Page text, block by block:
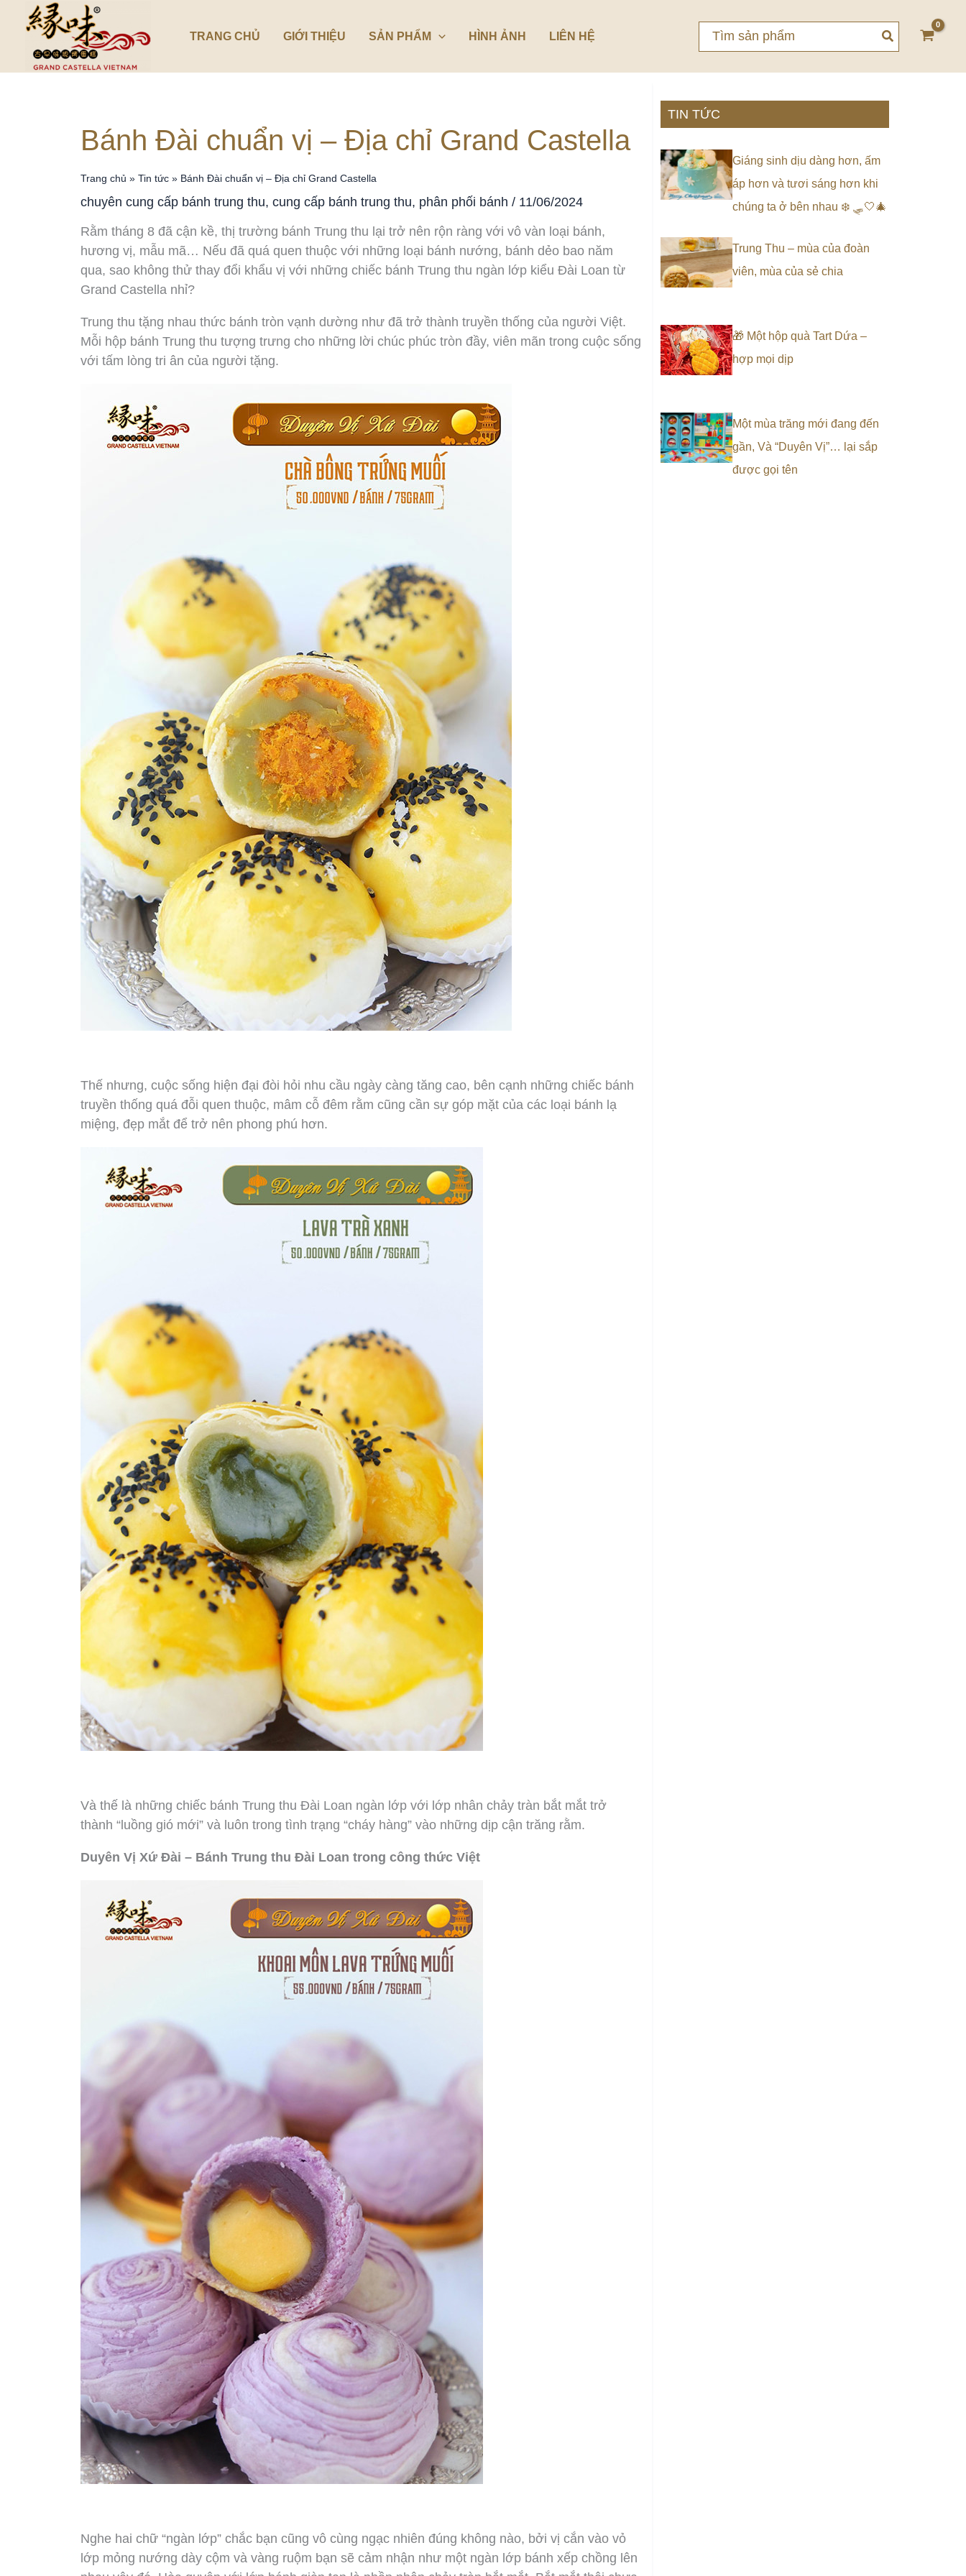
TRANG CHỦ GIỚI THIỆU SẢN PHẨM HÌNH ẢNH LIÊN HỆ
Search
for:
Bánh Đài chuẩn vị – Địa chỉ Grand Castella
Trang chủ » Tin tức » Bánh Đài chuẩn vị – Địa chỉ Grand Castella
chuyên cung cấp bánh trung thu, cung cấp bánh trung thu, phân phối bánh / 11/06/2024
Rằm tháng 8 đã cận kề, thị trường bánh Trung thu lại trở nên rộn ràng với vô vàn loại bánh,
hương vị, mẫu mã… Nếu đã quá quen thuộc với những loại bánh nướng, bánh dẻo bao năm
qua, sao không thử thay đổi khẩu vị với những chiếc bánh Trung thu ngàn lớp kiểu Đài Loan từ
Grand Castella nhỉ?
Trung thu tặng nhau thức bánh tròn vạnh dường như đã trở thành truyền thống của người Việt.
Mỗi hộp bánh Trung thu tượng trưng cho những lời chúc phúc tròn đầy, viên mãn trong cuộc sống
với tấm lòng tri ân của người tặng.
Thế nhưng, cuộc sống hiện đại đòi hỏi nhu cầu ngày càng tăng cao, bên cạnh những chiếc bánh
truyền thống quá đỗi quen thuộc, mâm cỗ đêm rằm cũng cần sự góp mặt của các loại bánh lạ
miệng, đẹp mắt để trở nên phong phú hơn.
Và thế là những chiếc bánh Trung thu Đài Loan ngàn lớp với lớp nhân chảy tràn bắt mắt trở
thành “luồng gió mới” và luôn trong tình trạng “cháy hàng” vào những dịp cận trăng rằm.
Duyên Vị Xứ Đài – Bánh Trung thu Đài Loan trong công thức Việt
Nghe hai chữ “ngàn lớp” chắc bạn cũng vô cùng ngạc nhiên đúng không nào, bởi vị cắn vào vỏ
lớp mỏng nướng dày cộm và vàng ruộm bạn sẽ cảm nhận như một ngàn lớp bánh xếp chồng lên
TIN TỨC
Giáng sinh dịu dàng hơn, ấm
áp hơn và tươi sáng hơn khi
chúng ta ở bên nhau ❄️ 🛷🤍🎄
Trung Thu – mùa của đoàn
viên, mùa của sẻ chia
🎁 Một hộp quà Tart Dứa –
hợp mọi dịp
Một mùa trăng mới đang đến
gần, Và “Duyên Vị”… lại sắp
được gọi tên